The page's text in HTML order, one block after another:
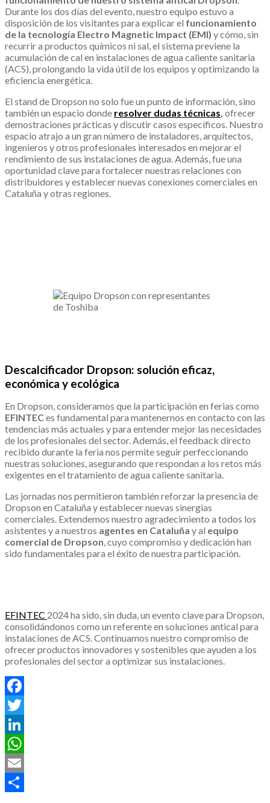
Durante los dos días del evento, nuestro equipo estuvo a
disposición de los visitantes para explicar el funcionamiento
de la tecnología Electro Magnetic Impact (EMI) y cómo, sin
recurrir a productos químicos ni sal, el sistema previene la
acumulación de cal en instalaciones de agua caliente sanitaria
(ACS), prolongando la vida útil de los equipos y optimizando la
eficiencia energética.
El stand de Dropson no solo fue un punto de información, sino
también un espacio donde resolver dudas técnicas, ofrecer
demostraciones prácticas y discutir casos específicos. Nuestro
espacio atrajo a un gran número de instaladores, arquitectos,
ingenieros y otros profesionales interesados en mejorar el
rendimiento de sus instalaciones de agua. Además, fue una
oportunidad clave para fortalecer nuestras relaciones con
distribuidores y establecer nuevas conexiones comerciales en
Cataluña y otras regiones.
Descalcificador Dropson: solución eficaz,
económica y ecológica
En Dropson, consideramos que la participación en ferias como
EFINTECes fundamental para mantenernos en contacto con las
tendencias más actuales y para entender mejor las necesidades
de los profesionales del sector. Además, el feedback directo
recibido durante la feria nos permite seguir perfeccionando
nuestras soluciones, asegurando que respondan a los retos más
exigentes en el tratamiento de agua caliente sanitaria.
Las jornadas nos permitieron también reforzar la presencia de
Dropson en Cataluña y establecer nuevas sinergias
comerciales. Extendemos nuestro agradecimiento a todos los
asistentes y a nuestros agentes en Cataluña y al equipo
comercial de Dropson, cuyo compromiso y dedicación han
sido fundamentales para el éxito de nuestra participación.
EFINTEC 2024 ha sido, sin duda, un evento clave para Dropson,
consolidándonos como un referente en soluciones antical para
instalaciones de ACS. Continuamos nuestro compromiso de
ofrecer productos innovadores y sostenibles que ayuden a los
profesionales del sector a optimizar sus instalaciones.
Facebook
Twitter
LinkedIn
WhatsApp
Email